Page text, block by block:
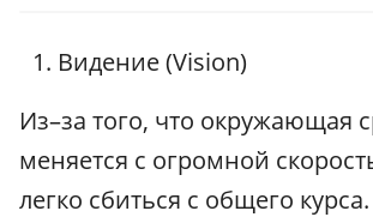
Видение (Vision)
Из–за того, что окружающая
меняется с огромной
легко сбиться с общего